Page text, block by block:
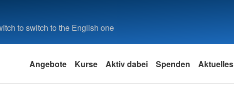
to switch to the English one
Angebote Kurse Aktiv dabei Spenden Aktuelles